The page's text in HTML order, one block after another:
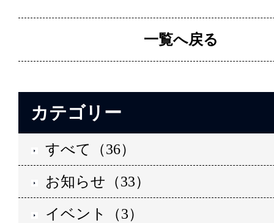
一覧へ戻る
カテゴリー
すべて（36）
お知らせ（33）
イベント（3）